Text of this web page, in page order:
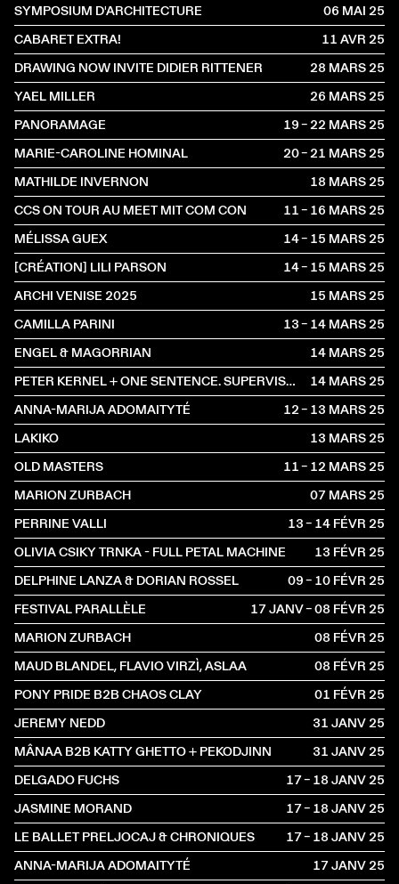
SYMPOSIUM D'ARCHITECTURE
06 MAI2025
CABARET EXTRA!
11 AVR2025
DRAWING NOW INVITE DIDIER RITTENER
28 MARS2025
YAEL MILLER
26 MARS2025
PANORAMAGE
19 – 22 MARS2025
MARIE-CAROLINE HOMINAL
20 – 21 MARS2025
MATHILDE INVERNON
18 MARS2025
CCS ON TOUR AU MEET MIT COM CON
11 – 16 MARS2025
MÉLISSA GUEX
14 – 15 MARS2025
[CRÉATION] LILI PARSON
14 – 15 MARS2025
ARCHI VENISE 2025
15 MARS2025
CAMILLA PARINI
13 – 14 MARS2025
ENGEL & MAGORRIAN
14 MARS2025
PETER KERNEL + ONE SENTENCE. SUPERVISOR
14 MARS2025
ANNA-MARIJA ADOMAITYTÉ
12 – 13 MARS2025
LAKIKO
13 MARS2025
OLD MASTERS
11 – 12 MARS2025
MARION ZURBACH
07 MARS2025
PERRINE VALLI
13 – 14 FÉVR2025
OLIVIA CSIKY TRNKA - FULL PETAL MACHINE
13 FÉVR2025
DELPHINE LANZA & DORIAN ROSSEL
09 – 10 FÉVR2025
FESTIVAL PARALLÈLE
17 JANV – 08 FÉVR2025
MARION ZURBACH
08 FÉVR2025
MAUD BLANDEL, FLAVIO VIRZÌ, ASLAA
08 FÉVR2025
PONY PRIDE B2B CHAOS CLAY
01 FÉVR2025
JEREMY NEDD
31 JANV2025
MÂNAA B2B KATTY GHETTO + PEKODJINN
31 JANV2025
DELGADO FUCHS
17 – 18 JANV2025
JASMINE MORAND
17 – 18 JANV2025
LE BALLET PRELJOCAJ & CHRONIQUES
17 – 18 JANV2025
ANNA-MARIJA ADOMAITYTÉ
17 JANV2025